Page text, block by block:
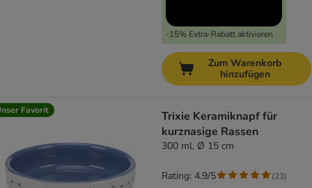
-15% Extra-Rabatt aktivieren
Zum Warenkorb
hinzufügen
Favorit
Trixie Keramiknapf für
kurznasige Rassen
300 ml, Ø 15 cm
Rating: 4.9/5 (23)